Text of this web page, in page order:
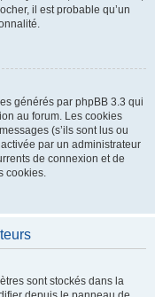
il est probable qu’un
générés par phpBB 3.3 qui
au forum. Les cookies
(s’ils sont lus ou
par un administrateur
de connexion et de
cookies.
sont stockés dans la